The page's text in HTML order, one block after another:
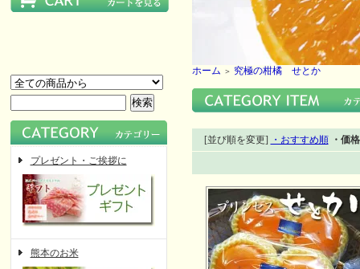
プレゼント・ご挨拶に
熊本のお米
ホーム ＞ 究極の柑橘 せとか
[並び順を変更] ・おすすめ順 ・価